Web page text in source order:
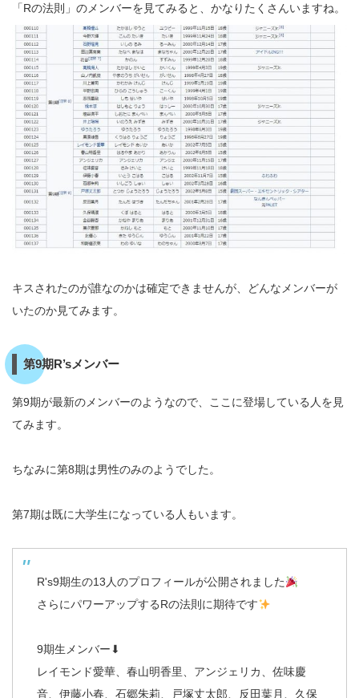
「Rの法則」のメンバーを見てみると、かなりたくさんいますね。
キスされたのが誰なのかは確定できませんが、どんなメンバーが
いたのか見てみます。
第9期R’sメンバー
第9期が最新のメンバーのようなので、ここに登場している人を見
てみます。
ちなみに第8期は男性のみのようでした。
第7期は既に大学生になっている人もいます。
R's9期生の13人のプロフィールが公開されました
さらにパワーアップするRの法則に期待です
9期生メンバー⬇︎
レイモンド愛華、春山明香里、アンジェリカ、佐味慶
音、伊藤小春、石郷朱莉、戸塚丈太郎、反田葉月、久保